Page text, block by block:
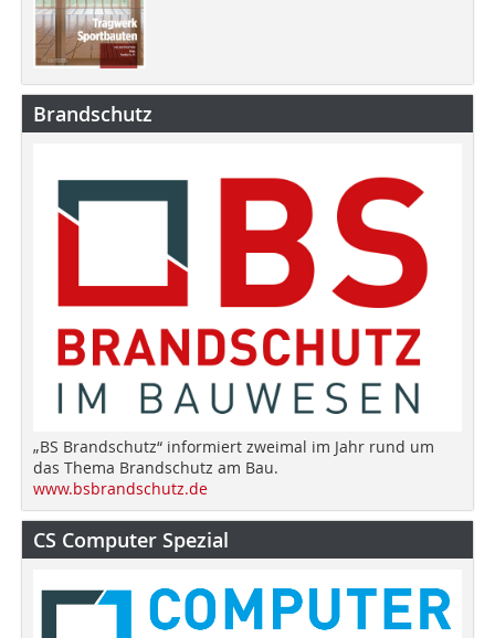
Brandschutz
„BS Brandschutz“ informiert zweimal im Jahr rund um
das Thema Brandschutz am Bau.
www.bsbrandschutz.de
CS Computer Spezial